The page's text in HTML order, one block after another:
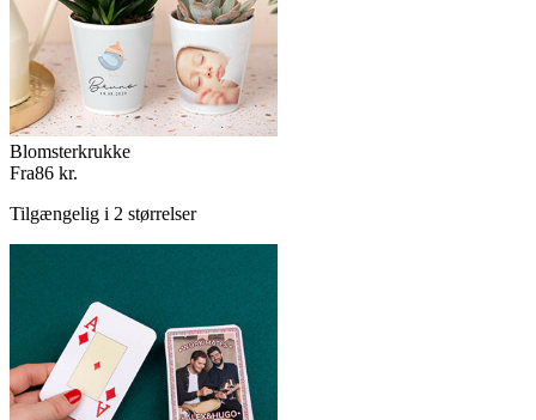
Blomsterkrukke
Fra86 kr.
Tilgængelig i 2 størrelser